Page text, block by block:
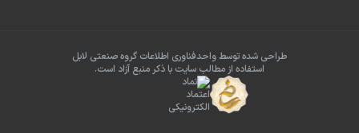
طراحی شده توسط واحدفناوری اطلاعات گروه صنعتی لابل
استفاده از مطالب سایت با ذکر منبع آزاد است.